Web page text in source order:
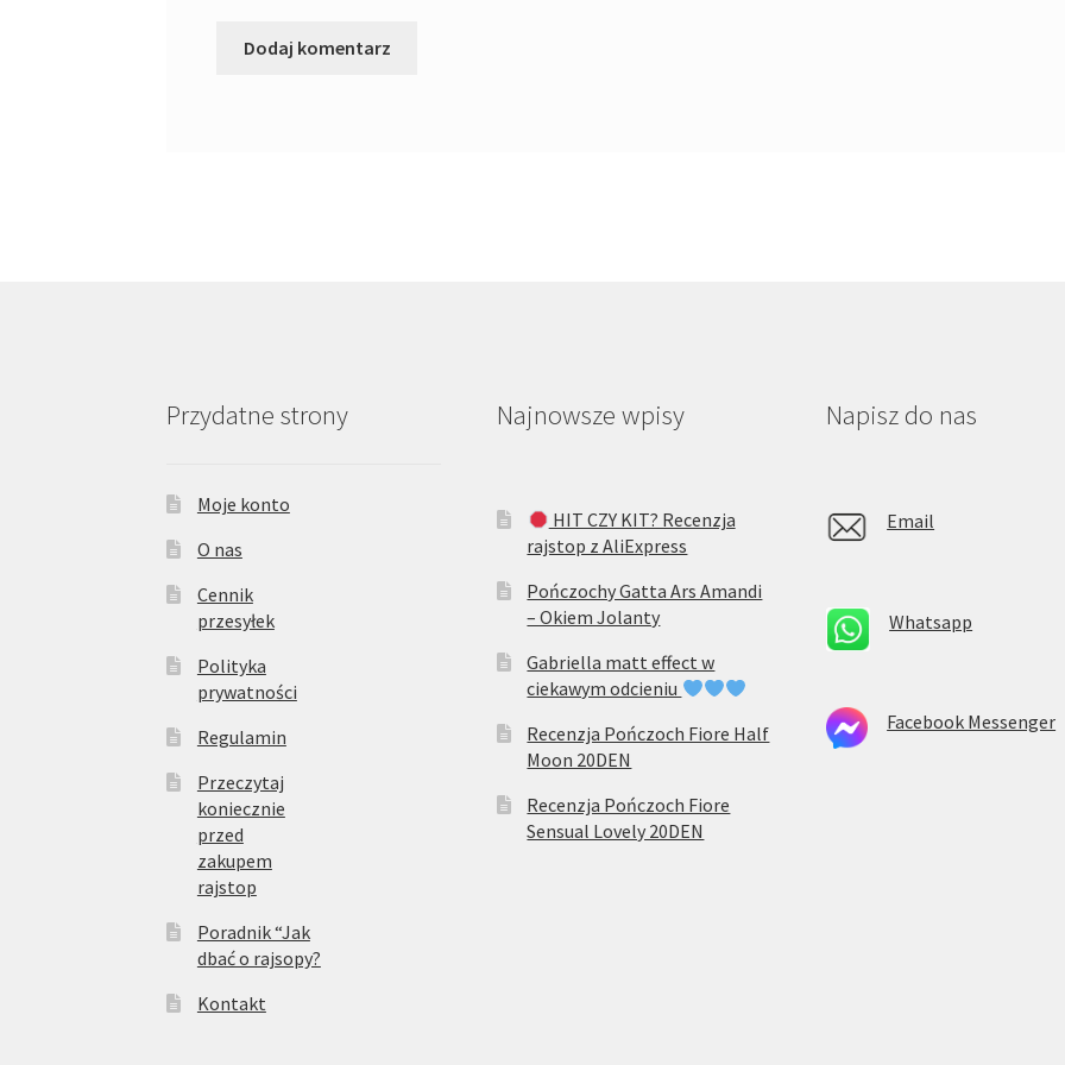
Przydatne strony
Moje konto
O nas
Cennik
przesyłek
Polityka
prywatności
Regulamin
Przeczytaj
koniecznie
przed
zakupem
rajstop
Poradnik “Jak
dbać o rajsopy?
Kontakt
Najnowsze wpisy
HIT CZY KIT? Recenzja
rajstop z AliExpress
Pończochy Gatta Ars Amandi
– Okiem Jolanty
Gabriella matt effect w
ciekawym odcieniu
Recenzja Pończoch Fiore Half
Moon 20DEN
Recenzja Pończoch Fiore
Sensual Lovely 20DEN
Napisz do nas
Email
Whatsapp
Facebook Messenger